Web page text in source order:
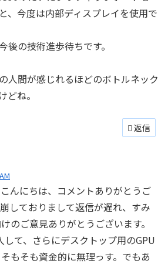
、今度は内部ディスプレイを使用で
後の技術進歩待ちです。
人間が感じれるほどのボトルネック
どね。
返信
んにちは、コメントありがとうご
しておりまして返信が遅れ、すみ
のご意見ありがとうございます。
して、さらにデスクトップ用のGPU
もそも資金的に無理っす。でもあ